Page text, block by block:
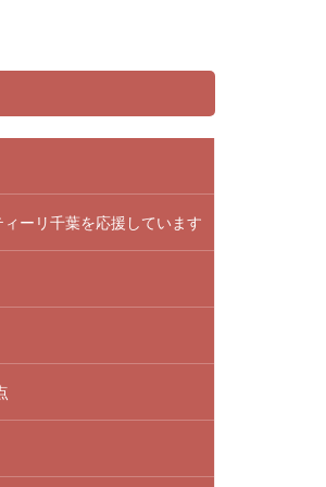
ーリ千葉を応援しています